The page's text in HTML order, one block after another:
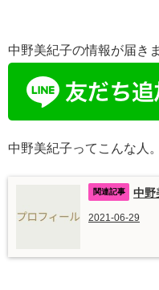
中野美紀子の情報が届き
中野美紀子ってこんな人。
中野
2021-06-29